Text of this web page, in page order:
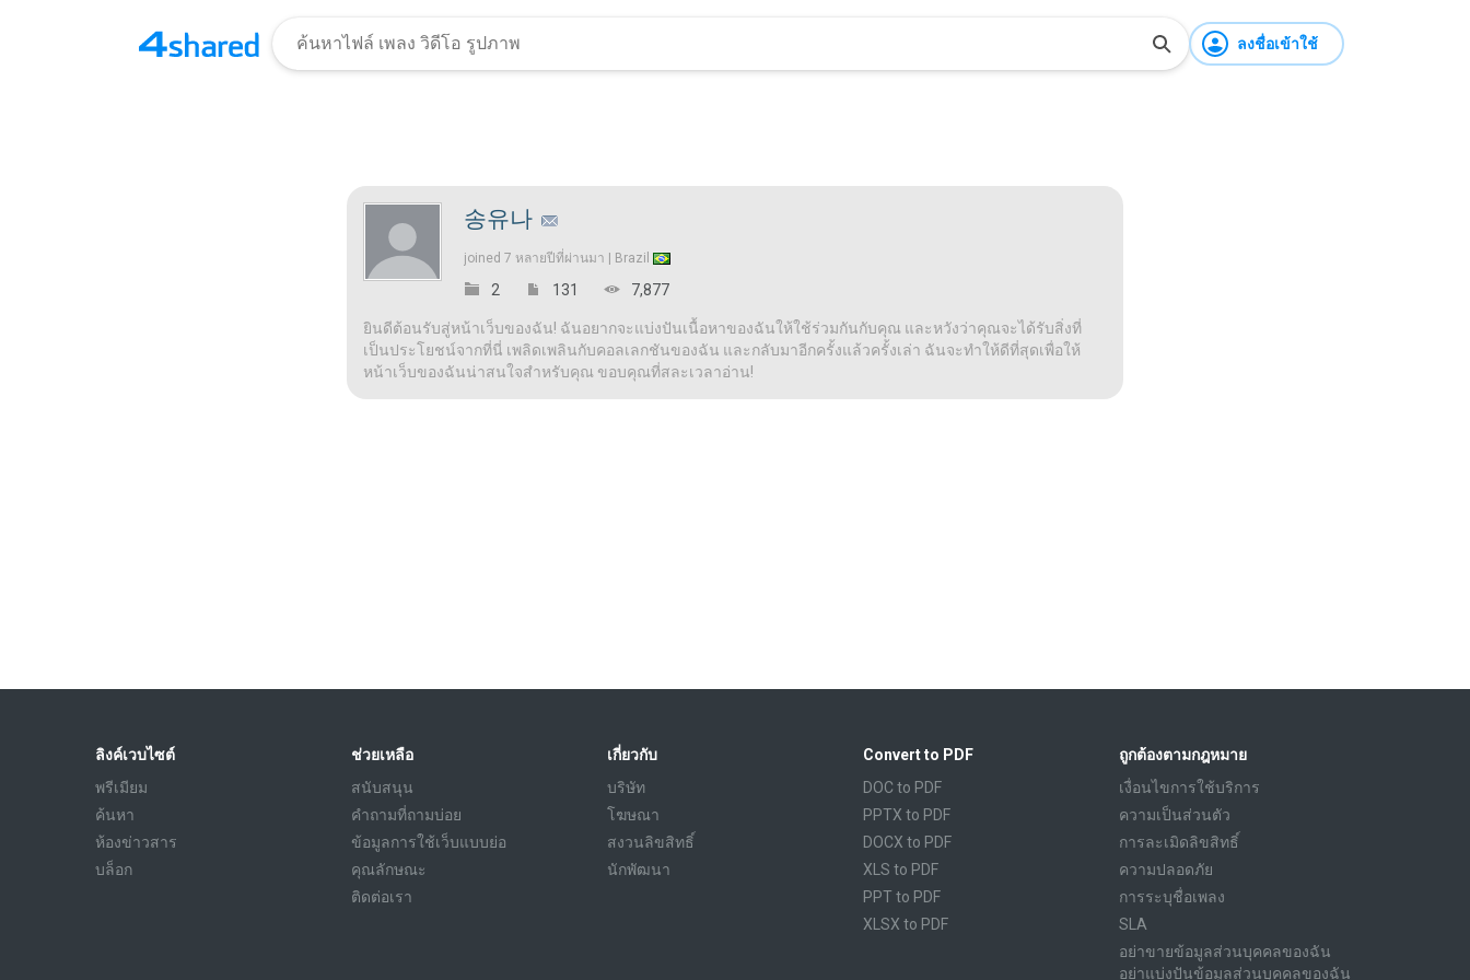
ลงชื่อเข้าใช้
송유나
joined 7 หลายปีที่ผ่านมา | Brazil
2 131 7,877
ยินดีต้อนรับสู่หน้าเว็บของฉัน! ฉันอยากจะแบ่งปันเนื้อหาของฉันให้ใช้ร่วมกันกับคุณ และหวังว่าคุณจะได้รับสิ่งที่
เป็นประโยชน์จากที่นี่ เพลิดเพลินกับคอลเลกชันของฉัน และกลับมาอีกครั้งแล้วครั้งเล่า ฉันจะทำให้ดีที่สุดเพื่อให้
หน้าเว็บของฉันน่าสนใจสำหรับคุณ ขอบคุณที่สละเวลาอ่าน!
ลิงค์เวบไซต์
พรีเมียม
ค้นหา
ห้องข่าวสาร
บล็อก
ช่วยเหลือ
สนับสนุน
คำถามที่ถามบ่อย
ข้อมูลการใช้เว็บแบบย่อ
คุณลักษณะ
ติดต่อเรา
เกี่ยวกับ
บริษัท
โฆษณา
สงวนลิขสิทธิ์
นักพัฒนา
Convert to PDF
DOC to PDF
PPTX to PDF
DOCX to PDF
XLS to PDF
PPT to PDF
XLSX to PDF
ถูกต้องตามกฎหมาย
เงื่อนไขการใช้บริการ
ความเป็นส่วนตัว
การละเมิดลิขสิทธิ์
ความปลอดภัย
การระบุชื่อเพลง
SLA
อย่าขายข้อมูลส่วนบุคคลของฉัน
อย่าแบ่งปันข้อมูลส่วนบุคคลของฉัน